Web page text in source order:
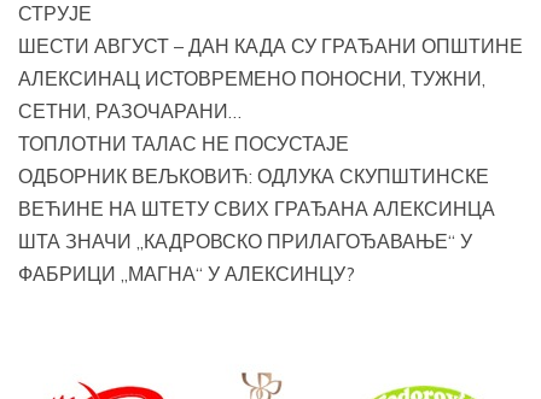
СТРУЈЕ
ШЕСТИ АВГУСТ – ДАН КАДА СУ ГРАЂАНИ ОПШТИНЕ
АЛЕКСИНАЦ ИСТОВРЕМЕНО ПОНОСНИ, ТУЖНИ,
СЕТНИ, РАЗОЧАРАНИ…
ТОПЛОТНИ ТАЛАС НЕ ПОСУСТАЈЕ
ОДБОРНИК ВЕЉКОВИЋ: ОДЛУКА СКУПШТИНСКЕ
ВЕЋИНЕ НА ШТЕТУ СВИХ ГРАЂАНА АЛЕКСИНЦА
ШТА ЗНАЧИ „КАДРОВСКО ПРИЛАГОЂАВАЊЕ“ У
ФАБРИЦИ „МАГНА“ У АЛЕКСИНЦУ?